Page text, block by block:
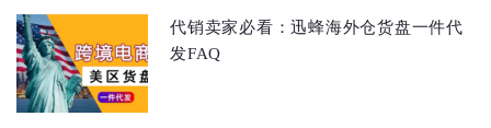
代销卖家必看：迅蜂海外仓货盘一件代
发FAQ